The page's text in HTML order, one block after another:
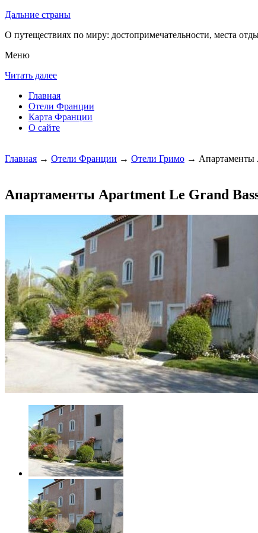
Дальние страны
О путеществиях по миру: достопримечательности, места
Меню
Читать далее
Главная
Отели Франции
Карта Франции
О сайте
Главная → Отели Франции → Отели Гримо → Апартаменты
Апартаменты Apartment Le Grand